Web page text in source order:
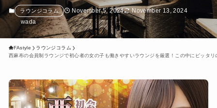
ラウンジコラム November 5, 2024
November 13, 2024
wada
FAstyle
ラウンジコラム
西麻布の会員制ラウンジで初心者の女の子も働きやすいラウンジを厳選！この中にピッタ